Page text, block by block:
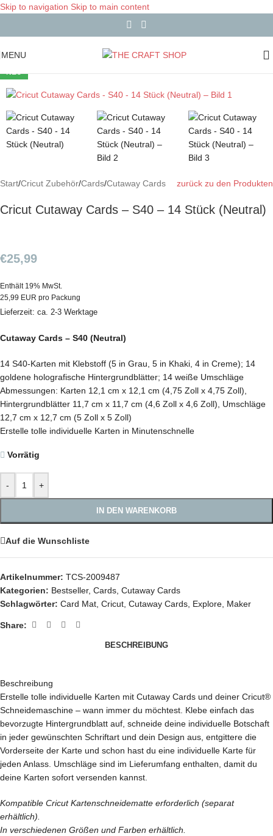
Skip to navigation Skip to main content
MENU
NEU
Start/Cricut Zubehör/Cards/Cutaway Cards zurück zu den Produkten
Cricut Cutaway Cards – S40 – 14 Stück (Neutral)
€25,99
Enthält 19% MwSt.
25,99 EUR pro Packung
Lieferzeit: ca. 2-3 Werktage
Cutaway Cards – S40 (Neutral)
14 S40-Karten mit Klebstoff (5 in Grau, 5 in Khaki, 4 in Creme); 14
goldene holografische Hintergrundblätter; 14 weiße Umschläge
Abmessungen: Karten 12,1 cm x 12,1 cm (4,75 Zoll x 4,75 Zoll),
Hintergrundblätter 11,7 cm x 11,7 cm (4,6 Zoll x 4,6 Zoll), Umschläge
12,7 cm x 12,7 cm (5 Zoll x 5 Zoll)
Erstelle tolle individuelle Karten in Minutenschnelle
Vorrätig
- +
IN DEN WARENKORB
Auf die Wunschliste
Artikelnummer: TCS-2009487
Kategorien: Bestseller, Cards, Cutaway Cards
Schlagwörter: Card Mat, Cricut, Cutaway Cards, Explore, Maker
Share:
BESCHREIBUNG
Beschreibung
Erstelle tolle individuelle Karten mit Cutaway Cards und deiner Cricut®
Schneidemaschine – wann immer du möchtest. Klebe einfach das
bevorzugte Hintergrundblatt auf, schneide deine individuelle Botschaft
in jeder gewünschten Schriftart und dein Design aus, entgittere die
Vorderseite der Karte und schon hast du eine individuelle Karte für
jeden Anlass. Umschläge sind im Lieferumfang enthalten, damit du
deine Karten sofort versenden kannst.
Kompatible Cricut Kartenschneidematte erforderlich (separat
erhältlich).
In verschiedenen Größen und Farben erhältlich.